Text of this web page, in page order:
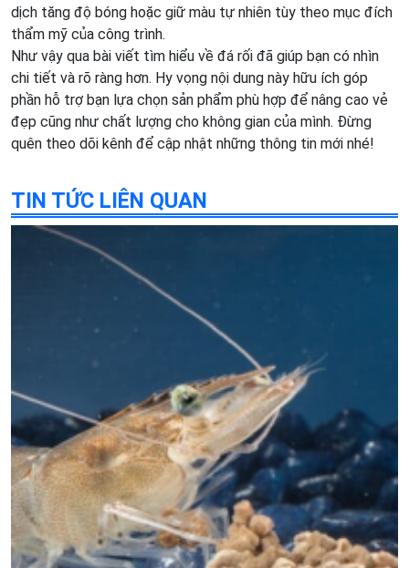
dịch tăng độ bóng hoặc giữ màu tự nhiên tùy theo mục đích
thẩm mỹ của công trình.
Như vậy qua bài viết tìm hiểu về đá rối đã giúp bạn có nhìn
chi tiết và rõ ràng hơn. Hy vọng nội dung này hữu ích góp
phần hỗ trợ bạn lựa chọn sản phẩm phù hợp để nâng cao vẻ
đẹp cũng như chất lượng cho không gian của mình. Đừng
quên theo dõi kênh để cập nhật những thông tin mới nhé!
TIN TỨC LIÊN QUAN